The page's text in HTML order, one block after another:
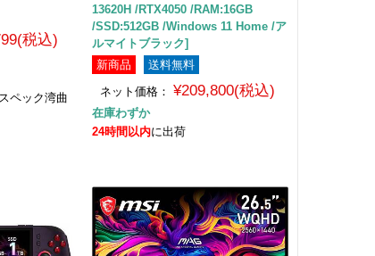
税込)
ペック湾曲
13620H /RTX4050 /RAM:16GB
/SSD:512GB /Windows 11 Home /ア
ルマイトブラック]
新商品
送料無料
ネット価格：
¥209,800(税込)
在庫わずか
24時間以内に出荷